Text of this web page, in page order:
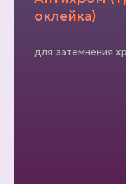
оклейка)
для затемнения